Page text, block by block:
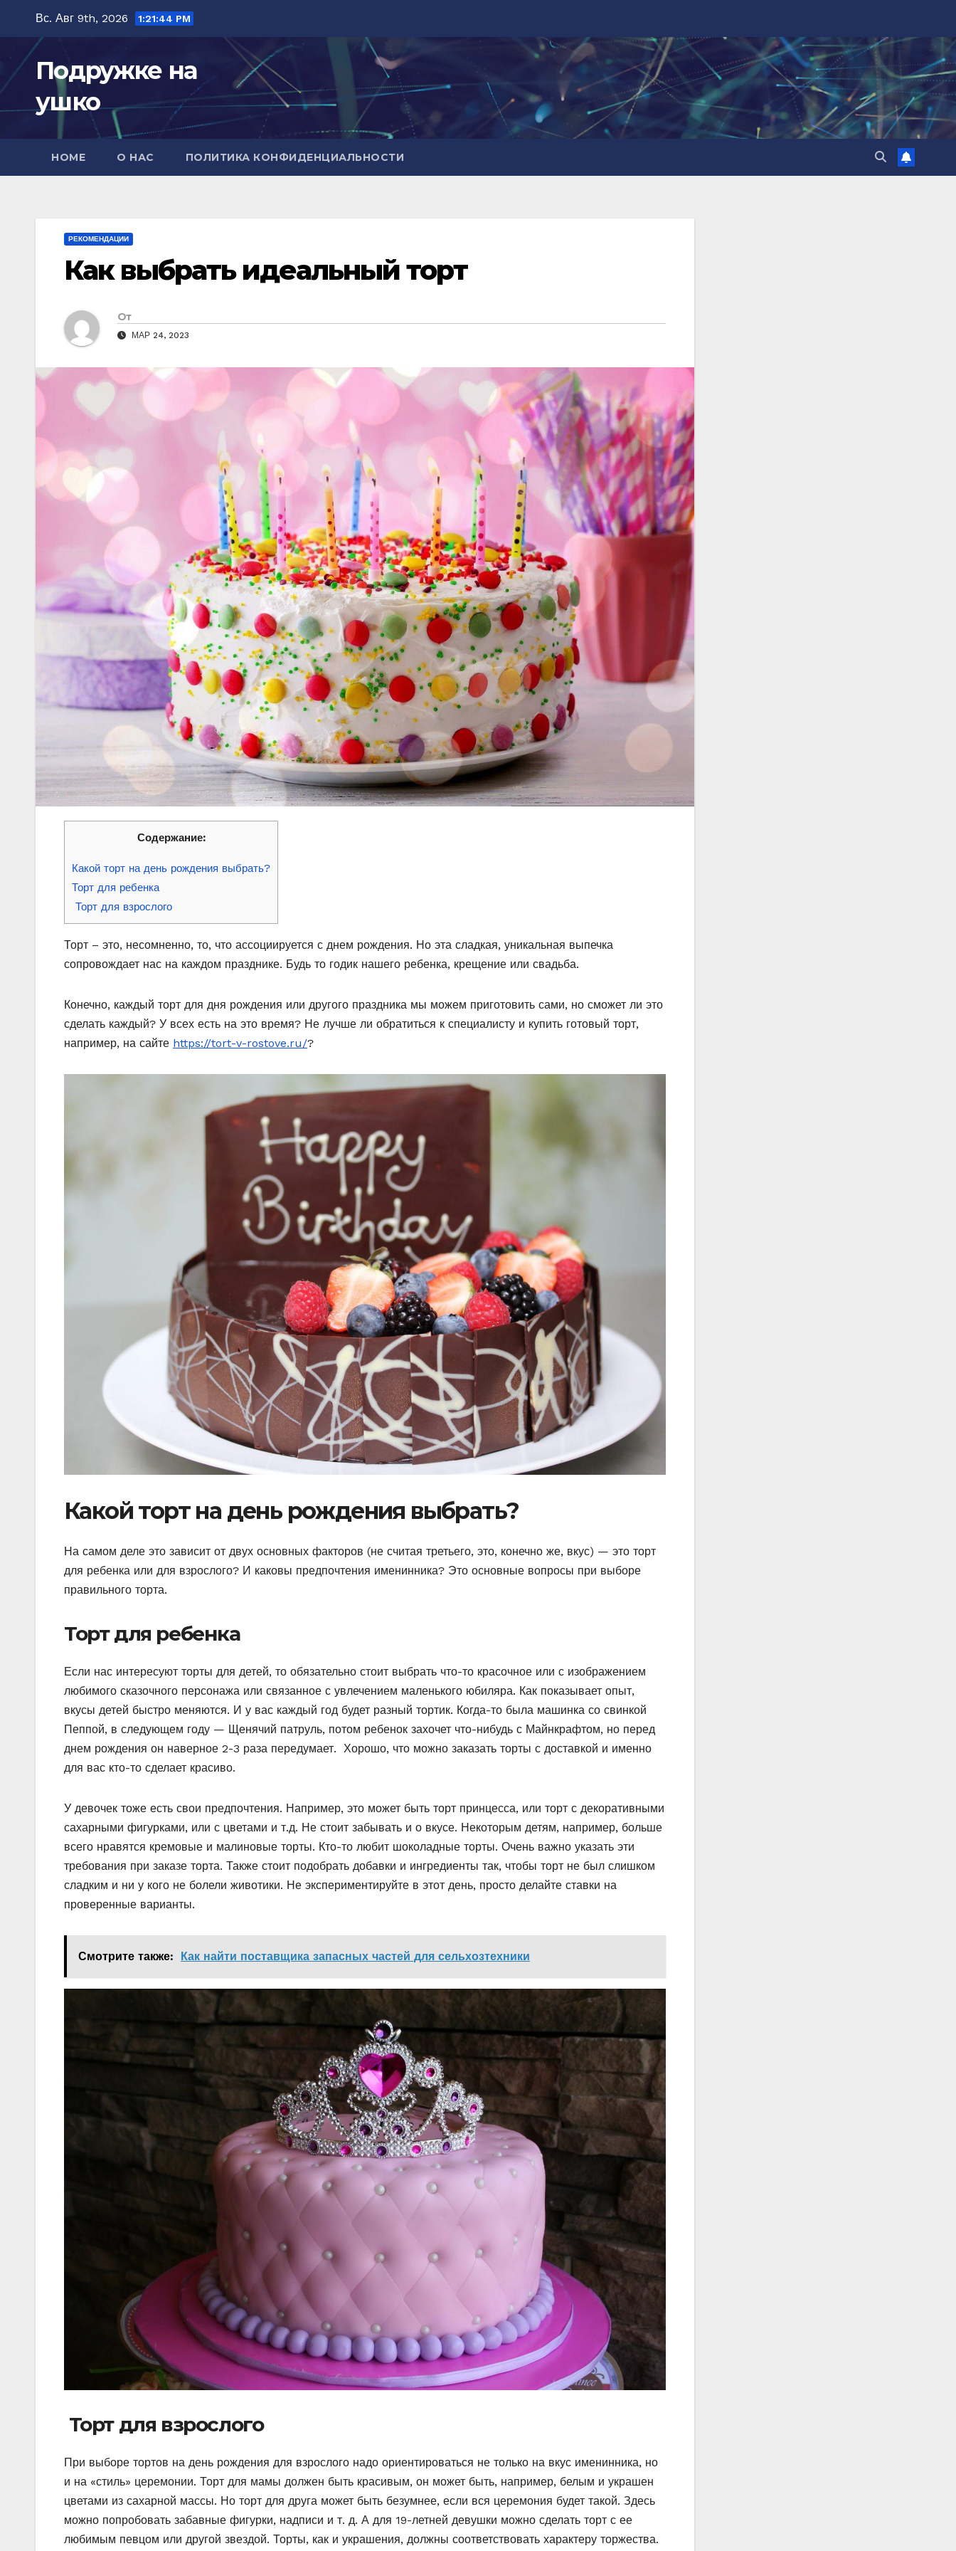
содержимому
Вс. Авг 9th, 2026 1:21:46 PM
Подружке на
ушко
HOME О НАС ПОЛИТИКА КОНФИДЕНЦИАЛЬНОСТИ
РЕКОМЕНДАЦИИ
Как выбрать идеальный торт
От
МАР 24, 2023
Содержание:
Какой торт на день рождения выбрать?
Торт для ребенка
Торт для взрослого
Торт – это, несомненно, то, что ассоциируется с днем рождения. Но эта сладкая, уникальная выпечка
сопровождает нас на каждом празднике. Будь то годик нашего ребенка, крещение или свадьба.
Конечно, каждый торт для дня рождения или другого праздника мы можем приготовить сами, но сможет ли это
сделать каждый? У всех есть на это время? Не лучше ли обратиться к специалисту и купить готовый торт,
например, на сайте https://tort-v-rostove.ru/?
Какой торт на день рождения выбрать?
На самом деле это зависит от двух основных факторов (не считая третьего, это, конечно же, вкус) — это торт
для ребенка или для взрослого? И каковы предпочтения именинника? Это основные вопросы при выборе
правильного торта.
Торт для ребенка
Если нас интересуют торты для детей, то обязательно стоит выбрать что-то красочное или с изображением
любимого сказочного персонажа или связанное с увлечением маленького юбиляра. Как показывает опыт,
вкусы детей быстро меняются. И у вас каждый год будет разный тортик. Когда-то была машинка со свинкой
Пеппой, в следующем году — Щенячий патруль, потом ребенок захочет что-нибудь с Майнкрафтом, но перед
днем рождения он наверное 2-3 раза передумает. Хорошо, что можно заказать торты с доставкой и именно
для вас кто-то сделает красиво.
У девочек тоже есть свои предпочтения. Например, это может быть торт принцесса, или торт с декоративными
сахарными фигурками, или с цветами и т.д. Не стоит забывать и о вкусе. Некоторым детям, например, больше
всего нравятся кремовые и малиновые торты. Кто-то любит шоколадные торты. Очень важно указать эти
требования при заказе торта. Также стоит подобрать добавки и ингредиенты так, чтобы торт не был слишком
сладким и ни у кого не болели животики. Не экспериментируйте в этот день, просто делайте ставки на
проверенные варианты.
Смотрите также: Как найти поставщика запасных частей для сельхозтехники
Торт для взрослого
При выборе тортов на день рождения для взрослого надо ориентироваться не только на вкус именинника, но
и на «стиль» церемонии. Торт для мамы должен быть красивым, он может быть, например, белым и украшен
цветами из сахарной массы. Но торт для друга может быть безумнее, если вся церемония будет такой. Здесь
можно попробовать забавные фигурки, надписи и т. д. А для 19-летней девушки можно сделать торт с ее
любимым певцом или другой звездой. Торты, как и украшения, должны соответствовать характеру торжества.